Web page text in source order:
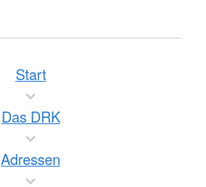
Start
Das DRK
Adressen